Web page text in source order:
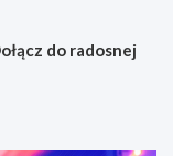
do radosnej